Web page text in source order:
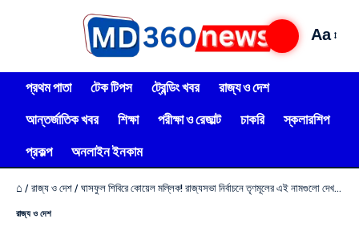
Aa
প্রথম পাতা টেক টিপস ট্রেন্ডিং খবর
রাজ্য ও দেশ
আন্তর্জাতিক খবর
শিক্ষা পরীক্ষা ও রেজাল্ট চাকরি
স্কলারশিপ
প্রকল্প
অনলাইন ইনকাম
⌂ / রাজ্য ও দেশ / ঘাসফুল শিবিরে কোয়েল মল্লিক! রাজ্যসভা নির্বাচনে তৃণমূলের এই নামগুলো দেখলে অবাক হবেন
রাজ্য ও দেশ